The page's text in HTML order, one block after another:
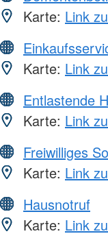
Karte: Link
Karte: Link
Entlastende
Karte: Link
Freiwilliges
Karte: Link
Hausnotruf
Karte: Link